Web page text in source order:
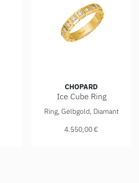
Ref: 827004-5010, Preis:
CHOPARD
Ice Cube Ring
Chopard Ice Cube Ring,
Ring, Gelbgold, Diamant
4.550,00 €